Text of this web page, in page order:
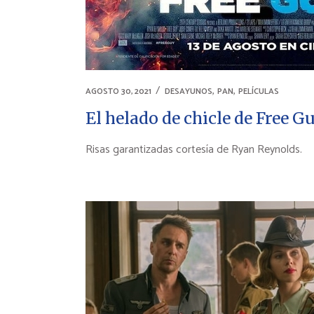
AGOSTO 30, 2021 DESAYUNOS, PAN, PELÍCULAS
El helado de chicle de Free
Risas garantizadas cortesía de Ryan Reynolds.